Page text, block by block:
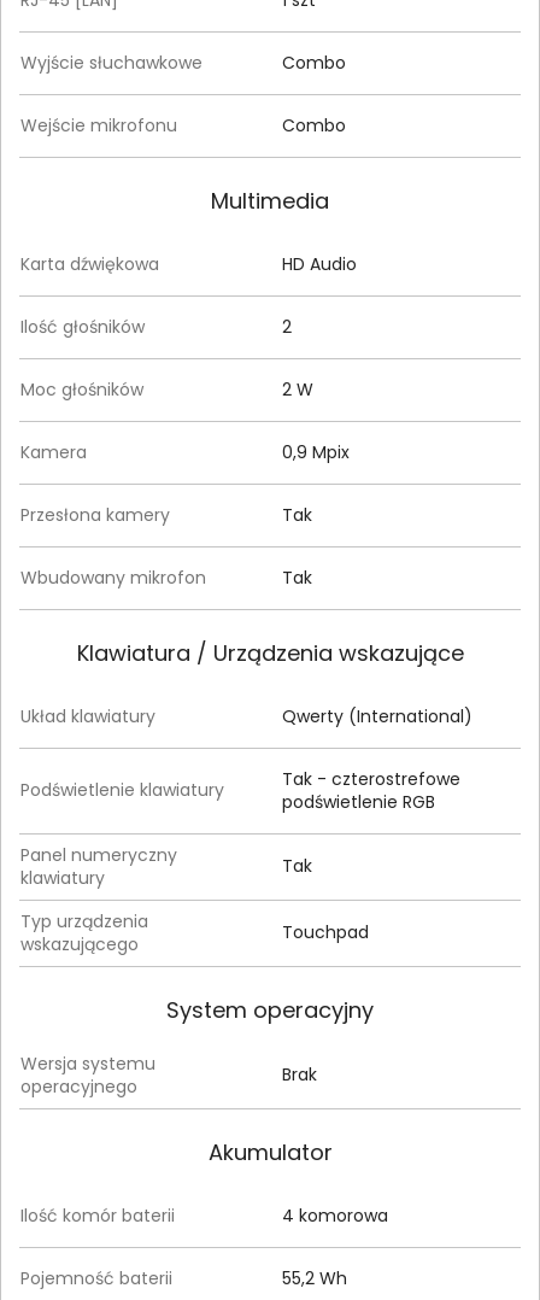
Wyjście słuchawkowe Combo
Wejście mikrofonu Combo
Multimedia
Karta dźwiękowa HD Audio
Ilość głośników 2
Moc głośników 2 W
Kamera 0,9 Mpix
Przesłona kamery Tak
Wbudowany mikrofon Tak
Klawiatura / Urządzenia wskazujące
Układ klawiatury Qwerty (International)
Podświetlenie klawiatury
Tak - czterostrefowe
podświetlenie RGB
Panel numeryczny
klawiatury
Tak
Typ urządzenia
wskazującego
Touchpad
System operacyjny
Wersja systemu
operacyjnego
Brak
Akumulator
Ilość komór baterii 4 komorowa
Pojemność baterii 55,2 Wh